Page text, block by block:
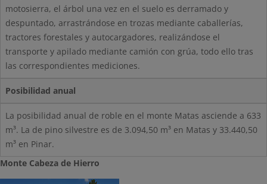
motosierra, el árbol una vez en el suelo es derramado y
despuntado, arrastrándose en trozas mediante caballerías,
tractores forestales y autocargadores, realizándose el
transporte y apilado mediante camión con grúa, todo ello tras
las correspondientes mediciones.
Posibilidad anual
La posibilidad anual de roble en el monte Matas asciende a 633
m³. La de pino silvestre es de 3.094,50 m³ en Matas y 33.440,50
m³ en Pinar.
Monte Cabeza de Hierro